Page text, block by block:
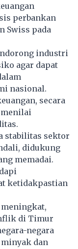
perbankan
Swiss pada
industri
agar dapat
nasional.
secara
stabilitas sektor
didukung
memadai.
ketidakpastian
di Timur
negara
dan